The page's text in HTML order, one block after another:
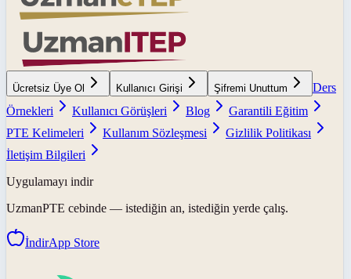
Ücretsiz Üye Ol Kullanıcı Girişi Şifremi Unuttum
Ders
Örnekleri
Kullanıcı Görüşleri Blog
Garantili Eğitim
PTE Kelimeleri
Kullanım Sözleşmesi
Gizlilik Politikası
İletişim Bilgileri
Uygulamayı indir
UzmanPTE cebinde — istediğin an, istediğin yerde çalış.
İndirApp Store